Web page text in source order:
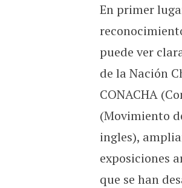
En primer
puede ver
de la Nación
CONACHA
(Movimiento
ingles),
exposiciones
que se han